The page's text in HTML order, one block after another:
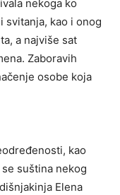
nekoga ko
svitanja, kao i onog
a najviše sat
Zaboravih
osobe koja
kao
suština nekog
Elena